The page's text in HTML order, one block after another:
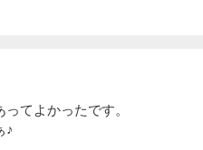
てよかったです。
♪